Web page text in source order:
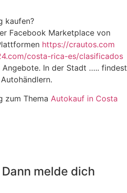
kaufen?
Facebook Marketplace von
https://crautos.com
costa-rica-es/clasificados
In der Stadt ….. findest
zum Thema Autokauf in Costa
melde dich